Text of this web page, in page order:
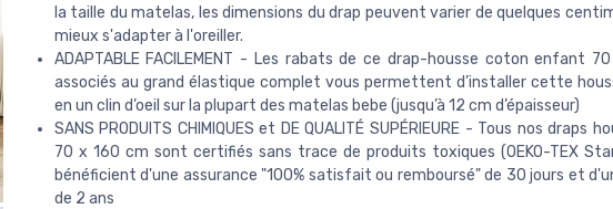
la taille du matelas, les dimensions du drap peuvent varier de quelques
mieux s'adapter à l'oreiller.
ADAPTABLE FACILEMENT - Les rabats de ce drap-housse coton enfant
associés au grand élastique complet vous permettent d’installer cette
en un clin d’oeil sur la plupart des matelas bebe (jusqu’à 12 cm d’épaisseur)
SANS PRODUITS CHIMIQUES et DE QUALITÉ SUPÉRIEURE - Tous nos draps
70 x 160 cm sont certifiés sans trace de produits toxiques (OEKO-TEX
bénéficient d'une assurance "100% satisfait ou remboursé" de 30 jours et
de 2 ans